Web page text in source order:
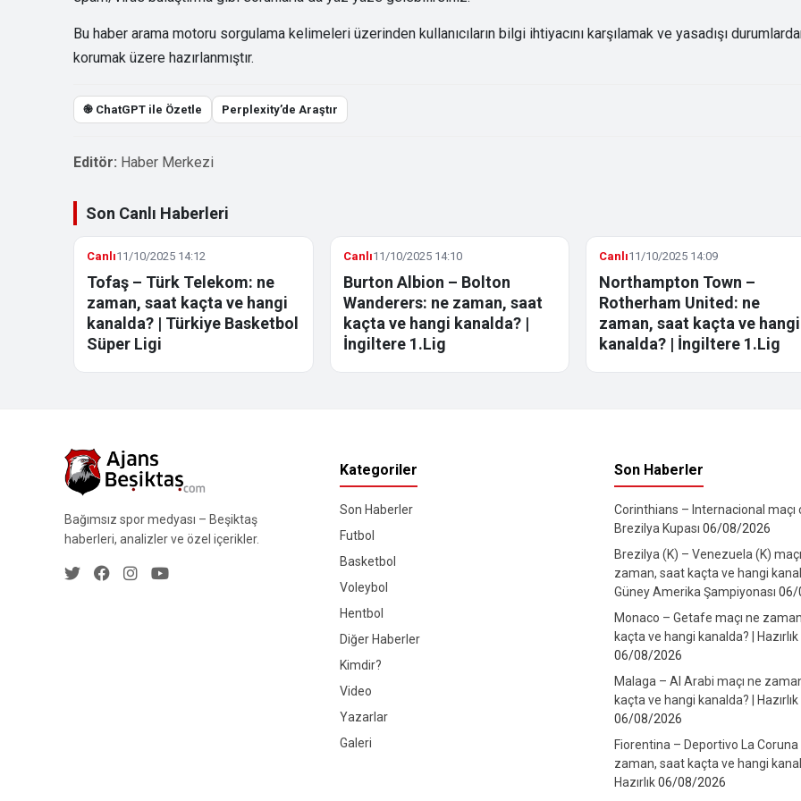
Bu haber arama motoru sorgulama kelimeleri üzerinden kullanıcıların bilgi ihtiyacını karşılamak ve yasadışı
korumak üzere hazırlanmıştır.
֎ ChatGPT ile Özetle Perplexity’de Araştır
Editör: Haber Merkezi
Son Canlı Haberleri
Canlı11/10/2025 14:12
Tofaş – Türk Telekom: ne
zaman, saat kaçta ve hangi
kanalda? | Türkiye Basketbol
Süper Ligi
Canlı11/10/2025 14:10
Burton Albion – Bolton
Wanderers: ne zaman, saat
kaçta ve hangi kanalda? |
İngiltere 1.Lig
Canlı11/10/2025 14:09
Northampton Town –
Rotherham United: ne
zaman, saat kaçta ve hangi
kanalda? | İngiltere 1.Lig
Bağımsız spor medyası – Beşiktaş
haberleri, analizler ve özel içerikler.
Kategoriler
Son Haberler
Futbol
Basketbol
Voleybol
Hentbol
Diğer Haberler
Kimdir?
Video
Yazarlar
Galeri
Son Haberler
Corinthians – Internacional maçı
Brezilya Kupası 06/08/2026
Brezilya (K) – Venezuela (K)
zaman, saat kaçta ve hangi
Güney Amerika Şampiyonası 06/
Monaco – Getafe maçı ne
kaçta ve hangi kanalda? | Hazırlık
06/08/2026
Malaga – Al Arabi maçı ne
kaçta ve hangi kanalda? | Hazırlık
06/08/2026
Fiorentina – Deportivo La Coruna
zaman, saat kaçta ve hangi
Hazırlık06/08/2026